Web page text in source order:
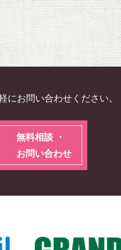
にお問い合わせください。
無料相談 ・
お問い合わせ